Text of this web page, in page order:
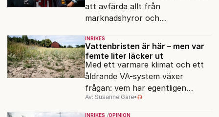
att avfärda allt från
marknadshyror och
om antisemitism.
INRIKES
Vattenbristen är här – men var
femte liter läcker ut
Med ett varmare klimat och ett
åldrande VA-system växer
frågan: vem har egentligen
ansvar för Sveriges
vattenresurser?
Av: Susanne Gäre•
INRIKES OPINION